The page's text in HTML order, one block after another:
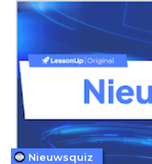
Nieuwsquiz